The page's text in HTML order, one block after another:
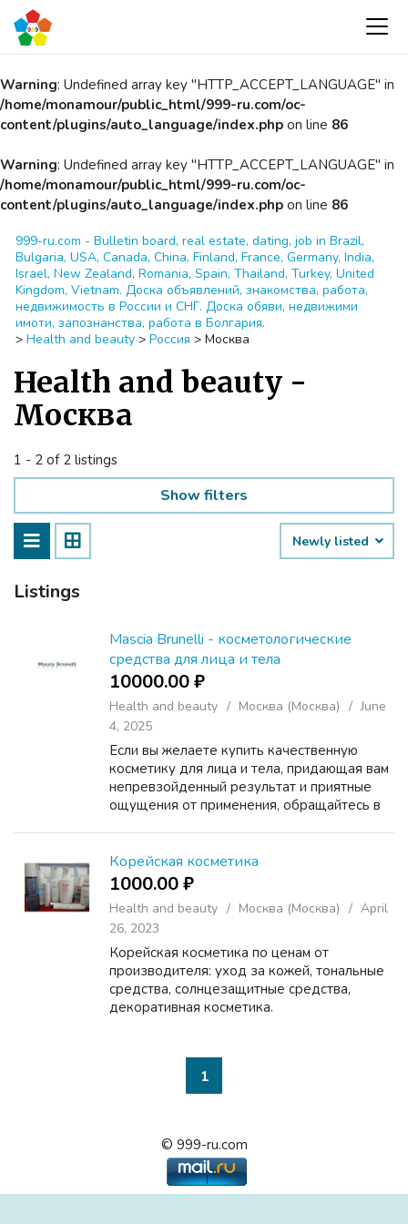
Warning: Undefined array key "HTTP_ACCEPT_LANGUAGE" in
/home/monamour/public_html/999-ru.com/oc-
content/plugins/auto_language/index.php on line 86
Warning: Undefined array key "HTTP_ACCEPT_LANGUAGE" in
/home/monamour/public_html/999-ru.com/oc-
content/plugins/auto_language/index.php on line 86
999-ru.com - Bulletin board, real estate, dating, job in Brazil,
Bulgaria, USA, Canada, China, Finland, France, Germany, India,
Israel, New Zealand, Romania, Spain, Thailand, Turkey, United
Kingdom, Vietnam. Доска объявлений, знакомства, работа,
недвижимость в России и СНГ. Доска обяви, недвижими
имоти, запознанства, работа в Болгария.
> Health and beauty > Россия > Москва
Health and beauty -
Москва
1 - 2 of 2 listings
Show filters
Newly listed
Listings
Mascia Brunelli - косметологические
средства для лица и тела
10000.00 ₽
Health and beauty Москва (Москва)
June
4, 2025
Если вы желаете купить качественную
косметику для лица и тела, придающая вам
непревзойденный результат и приятные
ощущения от применения, обращайтесь в
эмульсии, скрабы ...
Корейская косметика
1000.00 ₽
Health and beauty Москва (Москва)
April
26, 2023
Корейская косметика по ценам от
производителя: уход за кожей, тональные
средства, солнцезащитные средства,
декоративная косметика.
1
© 999-ru.com